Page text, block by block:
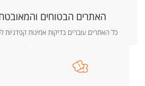
האתרים הבטוחים
כל האתרים עוברים בדיקות אמינות קפדניות